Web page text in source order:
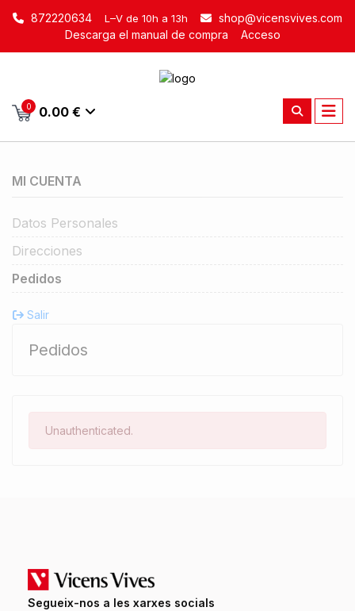
872220634 L–V de 10h a 13h
shop@vicensvives.com
Descarga el manual de compra
Acceso
0 0.00 €
MI CUENTA
Datos Personales
Direcciones
Pedidos
Salir
Pedidos
Unauthenticated.
Segueix-nos a les xarxes socials